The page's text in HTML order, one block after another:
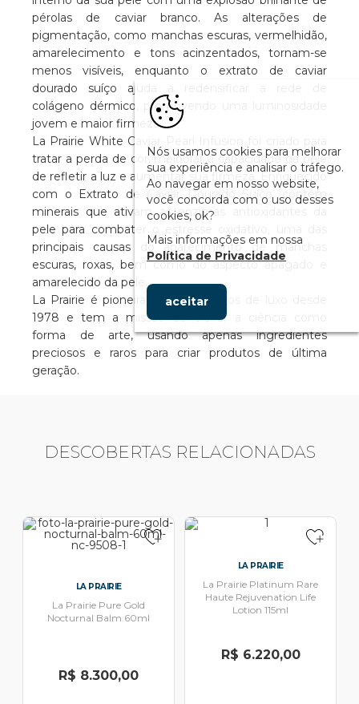
pérolas de caviar branco. As alterações de
pigmentação, como manchas escuras, vermelhidão,
amarelecimento e tons acinzentados, tornam-se
menos visíveis, enquanto o extrato de caviar
dourado suíço ajuda a redensificar a rede de
colágeno dérmico, promovendo uma luminosidade
jovem e maior firmeza.
La Prairie White Caviar Pearl Infusion foi criado para
tratar a perda de cor, melhorar a capacidade da pele
de refletir a luz e aumentar sua firmeza. Enriquecido
com o Extrato de Caviar Dourado Suíço, contém
minerais que ativam as enzimas antioxidantes da
pele para combater o estresse oxidativo, uma das
principais causas do aparecimento de manchas
escuras, roxas, bem como do aspecto apagado e
amarelecido da pele.
La Prairie é pioneira em cosméticos de luxo desde
1978 e tem a missão de elevar a ciência como
forma de arte, usando apenas ingredientes
preciosos e raros para criar produtos de última
geração.
DESCOBERTAS RELACIONADAS
LA PRAIRIE
La Prairie Pure Gold
Nocturnal Balm 60ml
R$ 8.300,00
LA PRAIRIE
La Prairie Platinum Rare
Haute Rejuvenation Life
Lotion 115ml
R$ 6.220,00
Nós usamos cookies para melhorar
sua experiência e analisar o tráfego.
Ao navegar em nosso website,
você concorda com o uso desses
cookies, ok?
Mais informações em nossa
Política de Privacidade
aceitar